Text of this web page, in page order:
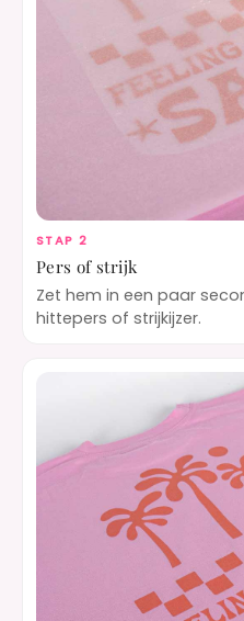
STAP 2
Pers of strijk
Zet hem in een paar
hittepers of strijkijzer.